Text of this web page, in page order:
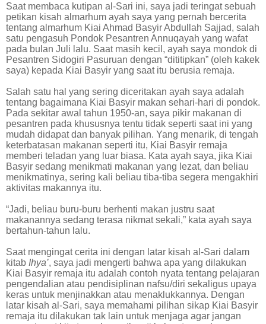
Saat membaca kutipan al-Sari ini, saya jadi teringat sebuah
petikan kisah almarhum ayah saya yang pernah bercerita
tentang almarhum Kiai Ahmad Basyir Abdullah Sajjad, salah
satu pengasuh Pondok Pesantren Annuqayah yang wafat
pada bulan Juli lalu. Saat masih kecil, ayah saya mondok di
Pesantren Sidogiri Pasuruan dengan “dititipkan” (oleh kakek
saya) kepada Kiai Basyir yang saat itu berusia remaja.
Salah satu hal yang sering diceritakan ayah saya adalah
tentang bagaimana Kiai Basyir makan sehari-hari di pondok.
Pada sekitar awal tahun 1950-an, saya pikir makanan di
pesantren pada khususnya tentu tidak seperti saat ini yang
mudah didapat dan banyak pilihan. Yang menarik, di tengah
keterbatasan makanan seperti itu, Kiai Basyir remaja
memberi teladan yang luar biasa. Kata ayah saya, jika Kiai
Basyir sedang menikmati makanan yang lezat, dan beliau
menikmatinya, sering kali beliau tiba-tiba segera mengakhiri
aktivitas makannya itu.
“Jadi, beliau buru-buru berhenti makan justru saat
makanannya sedang terasa nikmat sekali,” kata ayah saya
bertahun-tahun lalu.
Saat mengingat cerita ini dengan latar kisah al-Sari dalam
kitab Ihya’, saya jadi mengerti bahwa apa yang dilakukan
Kiai Basyir remaja itu adalah contoh nyata tentang pelajaran
pengendalian atau pendisiplinan nafsu/diri sekaligus upaya
keras untuk menjinakkan atau menaklukkannya. Dengan
latar kisah al-Sari, saya memahami pilihan sikap Kiai Basyir
remaja itu dilakukan tak lain untuk menjaga agar jangan